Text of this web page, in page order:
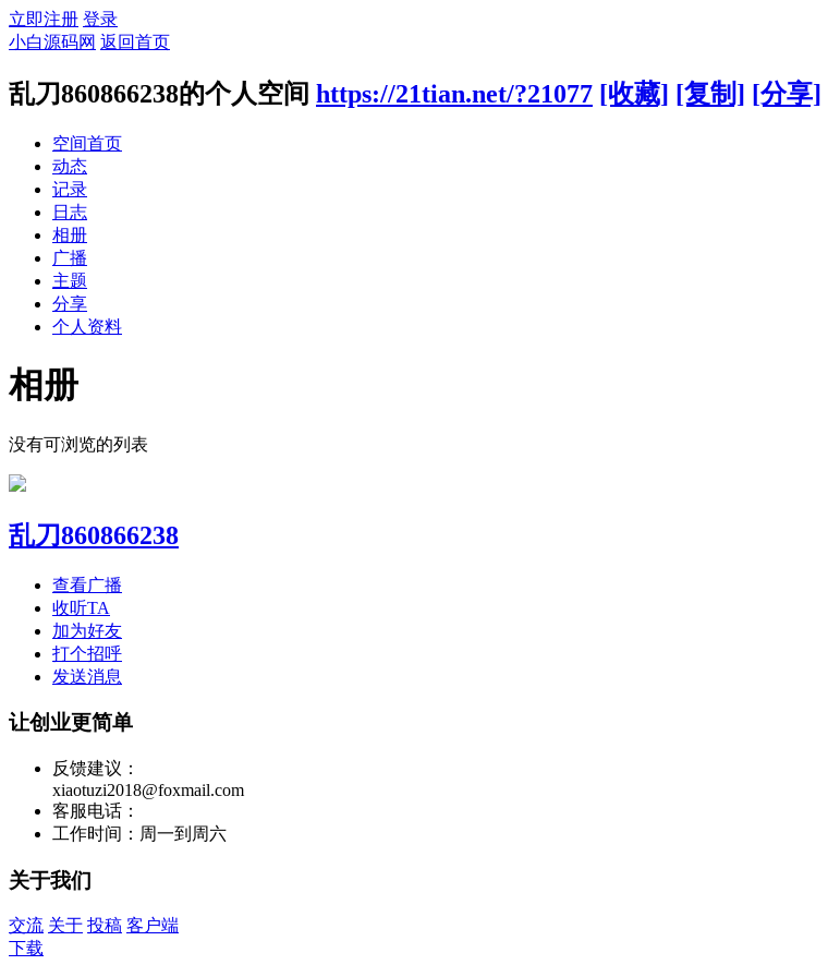
立即注册 登录
小白源码网 返回首页
乱刀860866238的个人空间 https://21tian.net/?21077 [收藏] [复制] [分享]
空间首页
动态
记录
日志
相册
广播
主题
分享
个人资料
相册
没有可浏览的列表
乱刀860866238
查看广播
收听TA
加为好友
打个招呼
发送消息
让创业更简单
反馈建议：
xiaotuzi2018@foxmail.com
客服电话：
工作时间：周一到周六
关于我们
交流 关于 投稿 客户端
下载